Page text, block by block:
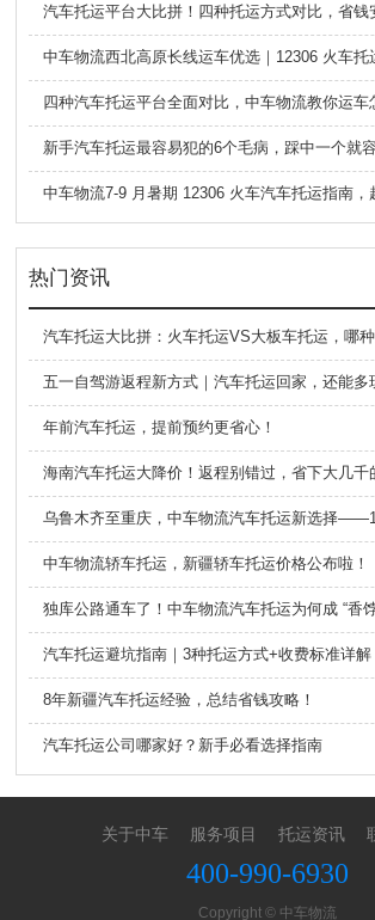
汽车托运平台大比拼！四种托运方式对比，省钱
中车物流西北高原长线运车优选｜12306 火车托
四种汽车托运平台全面对比，中车物流教你运车
新手汽车托运最容易犯的6个毛病，踩中一个就
热门资讯
汽车托运大比拼：火车托运VS大板车托运，哪
五一自驾游返程新方式｜汽车托运回家，还能多
年前汽车托运，提前预约更省心！
海南汽车托运大降价！返程别错过，省下大几千
中车物流轿车托运，新疆轿车托运价格公布啦！
独库公路通车了！中车物流汽车托运为何成 “香
汽车托运避坑指南｜3种托运方式+收费标准详解
8年新疆汽车托运经验，总结省钱攻略！
汽车托运公司哪家好？新手必看选择指南
关于中车 服务项目 托运资讯
400-990-6930
Copyright © 中车物流